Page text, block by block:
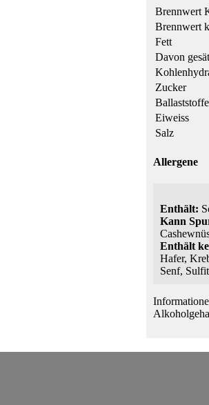
Brennwert
Brennwert
Fett
Davon
Zucker
Ballaststoffe
Eiweiss
Salz
Allergene
Enthält:
Kann
Enthält
Hafer,
Senf,